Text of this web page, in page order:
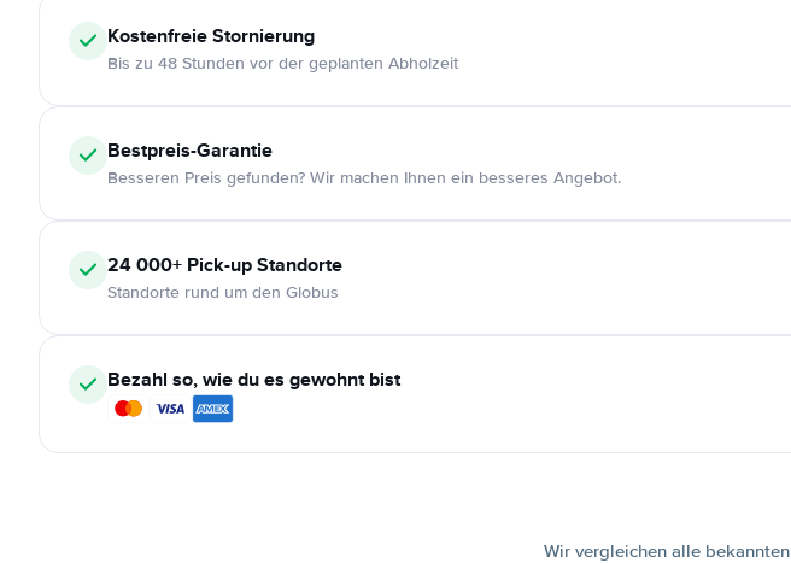
KostenfreieStornierung
Bis zu 48 Stunden vor der geplanten Abholzeit
Bestpreis-Garantie
Besseren Preis gefunden? Wir machen Ihnen ein besseres Angebot.
24 000+ Pick-up Standorte
Standorte rund um den Globus
Bezahl so, wie du es gewohnt bist
Wir vergleichen alle